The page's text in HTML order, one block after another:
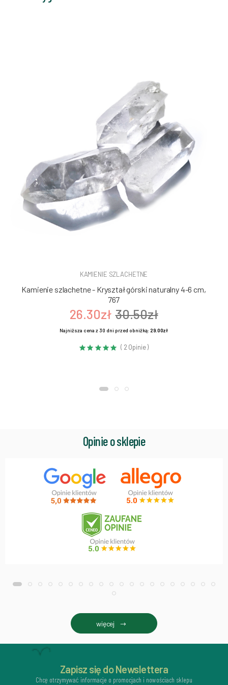
KAMIENIE SZLACHETNE
Kamienie szlachetne - Kryształ górski naturalny 4-6 cm,
767
26.30zł 30.50zł
Najniższa cena z 30 dni przed obniżką:29.00zł
( 2 Opinie )
Opinie o sklepie
więcej
Zapisz się do Newslettera
Chcę otrzymywać informacje o promocjach i nowościach sklepu